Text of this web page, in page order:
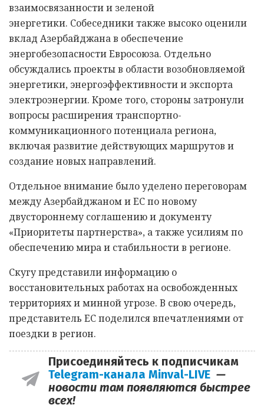
взаимосвязанности и зеленой
энергетики. Собеседники также высоко оценили
вклад Азербайджана в обеспечение
энергобезопасности Евросоюза. Отдельно
обсуждались проекты в области возобновляемой
энергетики, энергоэффективности и экспорта
электроэнергии. Кроме того, стороны затронули
вопросы расширения транспортно-
коммуникационного потенциала региона,
включая развитие действующих маршрутов и
создание новых направлений.
Отдельное внимание было уделено переговорам
между Азербайджаном и ЕС по новому
двустороннему соглашению и документу
«Приоритеты партнерства», а также усилиям по
обеспечению мира и стабильности в регионе.
Скугу представили информацию о
восстановительных работах на освобожденных
территориях и минной угрозе. В свою очередь,
представитель ЕС поделился впечатлениями от
поездки в регион.
Присоединяйтесь к подписчикам
Telegram-канала Minval-LIVE —
новости там появляются быстрее
всех!